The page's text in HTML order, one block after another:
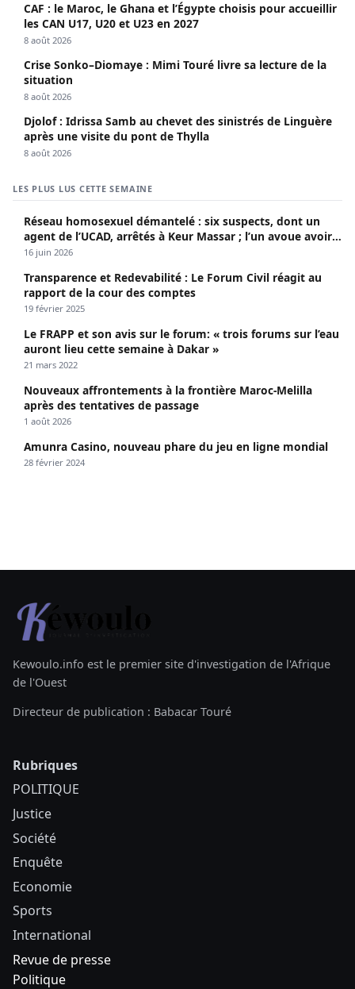
CAF : le Maroc, le Ghana et l’Égypte choisis pour accueillir
les CAN U17, U20 et U23 en 2027
8 août 2026
Crise Sonko–Diomaye : Mimi Touré livre sa lecture de la
situation
8 août 2026
Djolof : Idrissa Samb au chevet des sinistrés de Linguère
après une visite du pont de Thylla
8 août 2026
LES PLUS LUS CETTE SEMAINE
Réseau homosexuel démantelé : six suspects, dont un
agent de l’UCAD, arrêtés à Keur Massar ; l’un avoue avoir
propagé le VIH depuis 2018
16 juin 2026
Transparence et Redevabilité : Le Forum Civil réagit au
rapport de la cour des comptes
19 février 2025
Le FRAPP et son avis sur le forum: « trois forums sur l’eau
auront lieu cette semaine à Dakar »
21 mars 2022
Nouveaux affrontements à la frontière Maroc-Melilla
après des tentatives de passage
1 août 2026
Amunra Casino, nouveau phare du jeu en ligne mondial
28 février 2024
Kewoulo.info est le premier site d'investigation de l'Afrique
de l'Ouest
Directeur de publication : Babacar Touré
Rubriques
POLITIQUE
Justice
Société
Enquête
Economie
Sports
International
Revue de presse
Politique